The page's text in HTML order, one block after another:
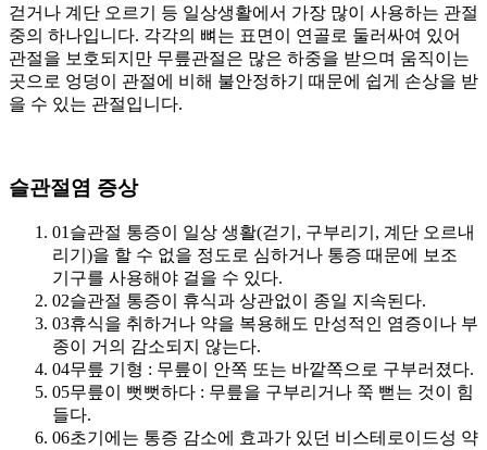
걷거나 계단 오르기 등 일상생활에서 가장 많이 사용하는 관절
중의 하나입니다. 각각의 뼈는 표면이 연골로 둘러싸여 있어
관절을 보호되지만 무릎관절은 많은 하중을 받으며 움직이는
곳으로 엉덩이 관절에 비해 불안정하기 때문에 쉽게 손상을 받
을 수 있는 관절입니다.
슬관절염 증상
01 슬관절 통증이 일상 생활(걷기, 구부리기, 계단 오르내
리기)을 할 수 없을 정도로 심하거나 통증 때문에 보조
기구를 사용해야 걸을 수 있다.
02슬관절 통증이 휴식과 상관없이 종일 지속된다.
03휴식을 취하거나 약을 복용해도 만성적인 염증이나 부
종이 거의 감소되지 않는다.
04무릎 기형 : 무릎이 안쪽 또는 바깥쪽으로 구부러졌다.
05무릎이 뻣뻣하다 : 무릎을 구부리거나 쭉 뻗는 것이 힘
들다.
06초기에는 통증 감소에 효과가 있던 비스테로이드성 약